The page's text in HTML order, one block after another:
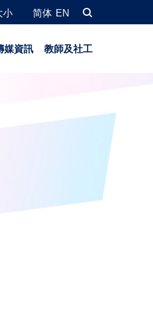
小 简体 EN
媒資訊 教師及社工